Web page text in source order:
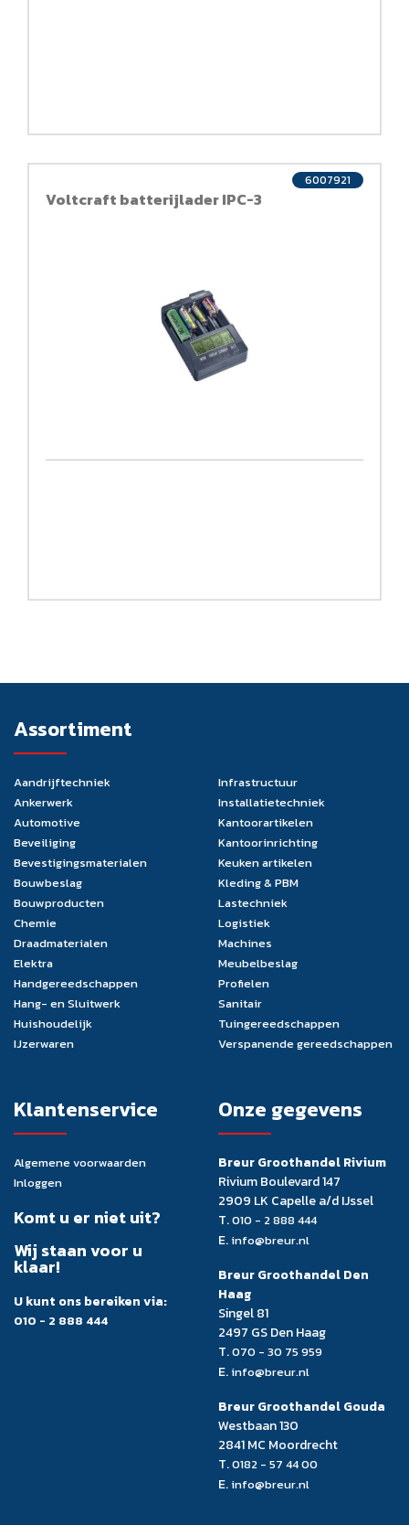
Voltcraft batterijlader IPC-3
6007921
Assortiment
Aandrijftechniek
Ankerwerk
Automotive
Beveiliging
Bevestigingsmaterialen
Bouwbeslag
Bouwproducten
Chemie
Draadmaterialen
Elektra
Handgereedschappen
Hang- en Sluitwerk
Huishoudelijk
IJzerwaren
Infrastructuur
Installatietechniek
Kantoorartikelen
Kantoorinrichting
Keuken artikelen
Kleding & PBM
Lastechniek
Logistiek
Machines
Meubelbeslag
Profielen
Sanitair
Tuingereedschappen
Verspanende gereedschappen
Klantenservice
Algemene voorwaarden
Inloggen
Komt u er niet uit?
Wij staan voor u
klaar!
U kunt ons bereiken via:
010 - 2 888 444
Onze gegevens
Breur Groothandel Rivium
Rivium Boulevard 147
2909 LK Capelle a/d IJssel
T.010 - 2 888 444
E. info@breur.nl
Breur Groothandel Den
Haag
Singel 81
2497 GS Den Haag
T.070 - 30 75 959
E. info@breur.nl
Breur Groothandel Gouda
Westbaan 130
2841 MC Moordrecht
T.0182 - 57 44 00
E. info@breur.nl